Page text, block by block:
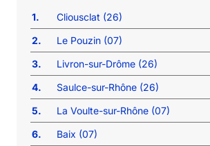
1.
Cliousclat (26)
2.
Le Pouzin (07)
3.
Livron-sur-Drôme (26)
4.
Saulce-sur-Rhône (26)
5.
La Voulte-sur-Rhône (07)
6.
Baix (07)